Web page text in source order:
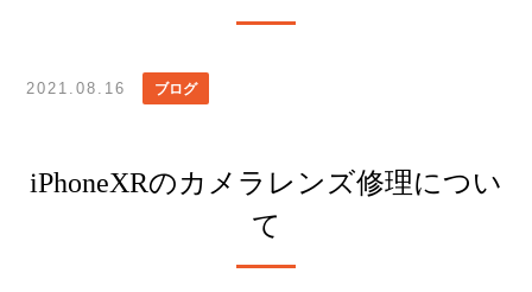
2021.08.16 ブログ
iPhoneXRのカメラレンズ修理につい
て